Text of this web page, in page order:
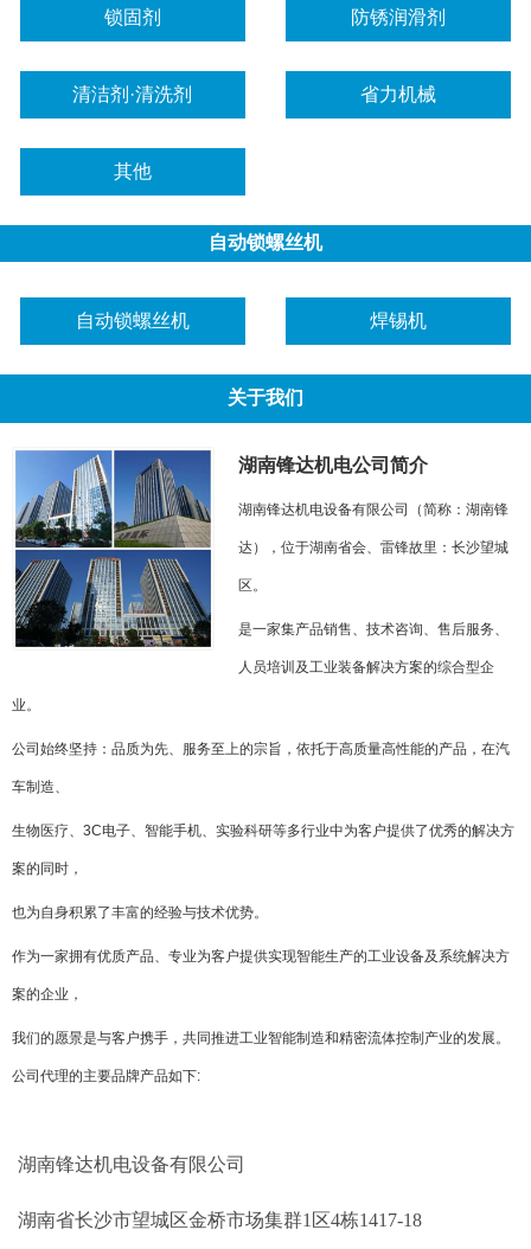
锁固剂 防锈润滑剂
清洁剂·清洗剂 省力机械
其他
自动锁螺丝机
自动锁螺丝机 焊锡机
关于我们
湖南锋达机电公司简介
湖南锋达机电设备有限公司（简称：湖南锋
达），位于湖南省会、雷锋故里：长沙望城
区。
是一家集产品销售、技术咨询、售后服务、
人员培训及工业装备解决方案的综合型企
业。
公司始终坚持：品质为先、服务至上的宗旨，依托于高质量高性能的产品，在汽
车制造、
生物医疗、3C电子、智能手机、实验科研等多行业中为客户提供了优秀的解决方
案的同时，
也为自身积累了丰富的经验与技术优势。
作为一家拥有优质产品、专业为客户提供实现智能生产的工业设备及系统解决方
案的企业，
我们的愿景是与客户携手，共同推进工业智能制造和精密流体控制产业的发展。
公司代理的主要品牌产品如下:
湖南锋达机电设备有限公司
湖南省长沙市望城区金桥市场集群1区4栋1417-18